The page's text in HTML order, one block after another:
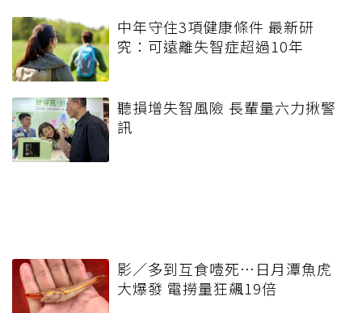
中年守住3項健康條件 最新研
究：可遠離失智症超過10年
聽損增失智風險 長輩量六力揪警
訊
影／多到互食噎死…日月潭魚虎
大爆發 電撈量狂飆19倍